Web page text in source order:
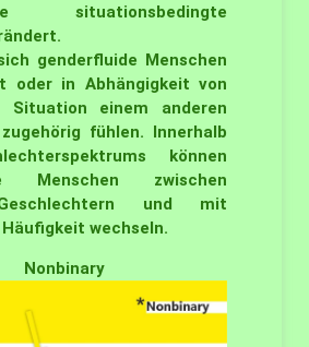
situationsbedingte
genderfluide Menschen
oder in Abhängigkeit von
Situation einem anderen
fühlen. Innerhalb
können
Menschen zwischen
und mit
wechseln.
Nonbinary